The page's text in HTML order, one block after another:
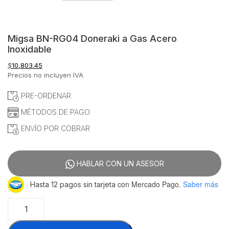
Migsa BN-RG04 Doneraki a Gas Acero
Inoxidable
$10,803.45
Precios no incluyen IVA
PRE-ORDENAR
MÉTODOS DE PAGO
ENVÍO POR COBRAR
HABLAR CON UN ASESOR
Hasta 12 pagos sin tarjeta con Mercado Pago. Saber más
RG04